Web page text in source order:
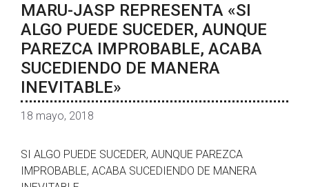
MARU-JASP REPRESENTA «SI
ALGO PUEDE SUCEDER, AUNQUE
PAREZCA IMPROBABLE, ACABA
SUCEDIENDO DE MANERA
INEVITABLE»
18 mayo, 2018
SI ALGO PUEDE SUCEDER, AUNQUE PAREZCA
IMPROBABLE, ACABA SUCEDIENDO DE MANERA